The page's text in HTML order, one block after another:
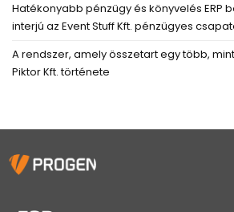
Hatékonyabb pénzügy és könyvelés ERP
interjú az Event Stuff Kft. pénzügyes
A rendszer, amely összetart egy több,
Piktor Kft. története